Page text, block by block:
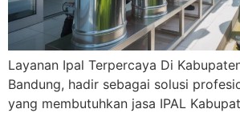
Layanan Ipal Terpercaya Di
Bandung, hadir sebagai solusi
yang membutuhkan jasa IPAL